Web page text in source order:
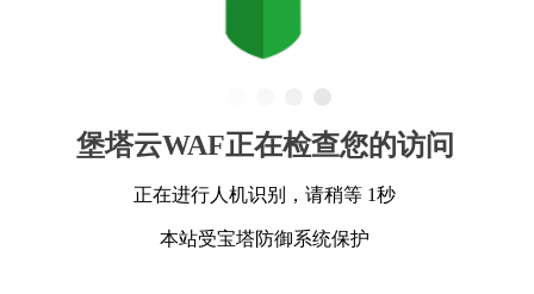
堡塔云WAF正在检查您的访问
正在进行人机识别，请稍等 1秒
本站受宝塔防御系统保护